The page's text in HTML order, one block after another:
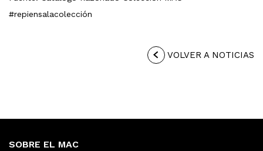
#repiensalacolección
VOLVER A NOTICIAS
SOBRE EL MAC